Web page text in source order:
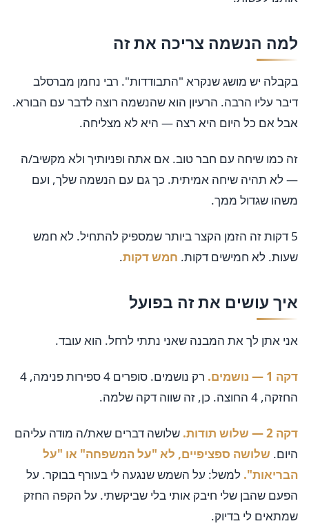
למה הנשמה צריכה את זה
בקבלה יש מושג שנקרא "התבודדות". רבי נחמן מברסלב
דיבר עליו הרבה. הרעיון הוא שהנשמה רוצה לדבר עם הבורא.
אבל אם כל היום היא רצה — היא לא מצליחה.
זה כמו שיחה עם חבר טוב. אם אתה ופניותיך ולא מקשיב/ה
— לא תהיה שיחה אמיתית. כך גם עם הנשמה שלך, ועם
משהו שגדול ממך.
5 דקות זה הזמן הקצר ביותר שמספיק להתחיל. לא חמש
שעות. לא חמישים דקות. חמש דקות.
איך עושים את זה בפועל
אני אתן לך את המבנה שאני נתתי לרחל. הוא עובד.
דקה 1 — נושמים.
רק נושמים. סופרים 4 ספירות פנימה, 4
החזקה, 4 החוצה. כן, זה שווה דקה שלמה.
דקה 2 — שלוש תודות.
שלושה דברים שאת/ה מודה עליהם
היום. שלושה ספציפיים, לא "על המשפחה" או "על
הבריאות". למשל: על השמש שנגעה לי בעורף בבוקר. על
הפעם שהבן שלי חיבק אותי בלי שביקשתי. על הקפה החזק
שמתאים לי בדיוק.